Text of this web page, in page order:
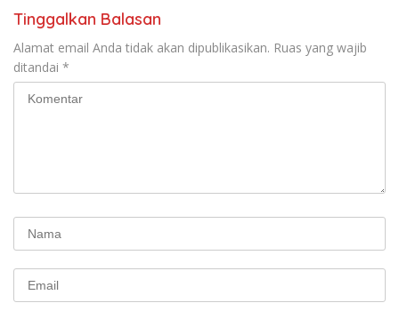
Tinggalkan Balasan
Alamat email Anda tidak akan dipublikasikan. Ruas yang wajib
ditandai *